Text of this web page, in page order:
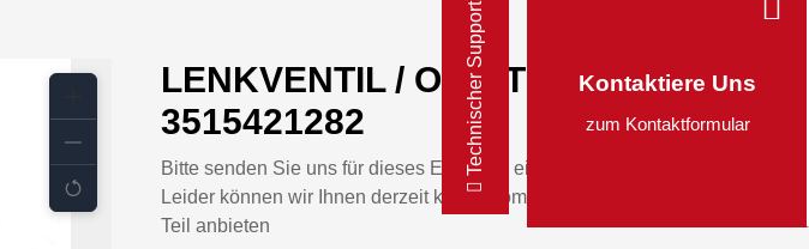
Technischer Support Kontaktiere Uns
zum Kontaktformular
LENKVENTIL / ORBITROL -
3515421282
Bitte senden Sie uns für dieses Ersatzteil eine Anfrage
Leider können wir Ihnen derzeit kein automatisiertes Angebot für dieses
Teil anbieten